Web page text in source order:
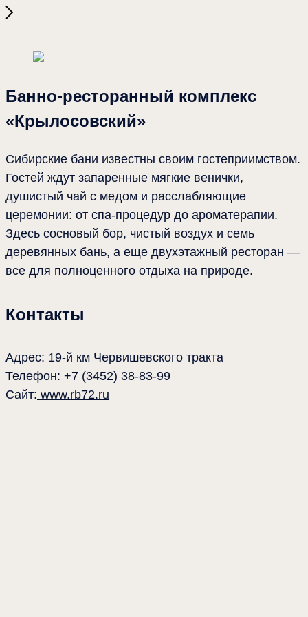
Банно-ресторанный комплекс
«Крылосовский»
Сибирские бани известны своим гостеприимством.
Гостей ждут запаренные мягкие венички,
душистый чай с медом и расслабляющие
церемонии: от спа-процедур до ароматерапии.
Здесь сосновый бор, чистый воздух и семь
деревянных бань, а еще двухэтажный ресторан —
все для полноценного отдыха на природе.
Контакты
Адрес: 19-й км Червишевского тракта
Телефон: +7 (3452) 38-83-99
Сайт: www.rb72.ru